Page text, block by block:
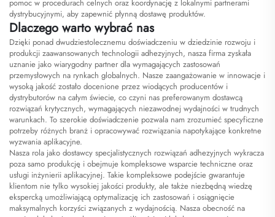
pomoc w procedurach celnych oraz koordynację z lokalnymi partnerami
dystrybucyjnymi, aby zapewnić płynną dostawę produktów.
Dlaczego warto wybrać nas
Dzięki ponad dwudziestolecznemu doświadczeniu w dziedzinie rozwoju i
produkcji zaawansowanych technologii adhezyjnych, nasza firma zyskała
uznanie jako wiarygodny partner dla wymagających zastosowań
przemysłowych na rynkach globalnych. Nasze zaangażowanie w innowacje i
wysoką jakość zostało docenione przez wiodących producentów i
dystrybutorów na całym świecie, co czyni nas preferowanym dostawcą
rozwiązań krytycznych, wymagających niezawodnej wydajności w trudnych
warunkach. To szerokie doświadczenie pozwala nam zrozumieć specyficzne
potrzeby różnych branż i opracowywać rozwiązania napotykające konkretne
wyzwania aplikacyjne.
Nasza rola jako dostawcy specjalistycznych rozwiązań adhezyjnych wykracza
poza samo produkcję i obejmuje kompleksowe wsparcie techniczne oraz
usługi inżynierii aplikacyjnej. Takie kompleksowe podejście gwarantuje
klientom nie tylko wysokiej jakości produkty, ale także niezbędną wiedzę
ekspercką umożliwiającą optymalizację ich zastosowań i osiągnięcie
maksymalnych korzyści związanych z wydajnością. Nasza obecność na